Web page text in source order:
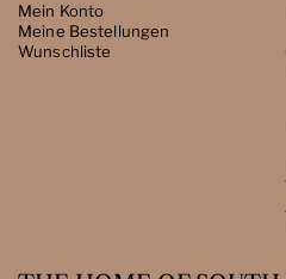
Mein Konto
Meine Bestellungen
Wunschliste